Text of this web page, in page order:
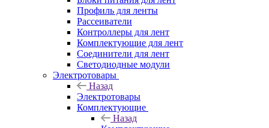
Профиль для ленты
Рассеиватели
Контроллеры для лент
Комплектующие для лент
Соединители для лент
Светодиодные модули
Электротовары
Назад
Электротовары
Комплектующие
Назад